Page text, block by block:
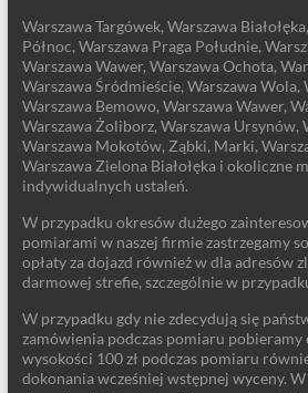
Warszawa Targówek, Warszawa
Północ, Warszawa Praga Południe,
Warszawa Wawer, Warszawa Ochota,
Warszawa Śródmieście, Warszawa Wola,
Warszawa Bemowo, Warszawa Wawer,
Warszawa Żoliborz, Warszawa Ursynów,
Warszawa Mokotów, Ząbki, Marki,
Warszawa Zielona Białołęka i okoliczne
indywidualnych ustaleń.
W przypadku okresów dużego
pomiarami w naszej firmie zastrzegamy
opłaty za dojazd również w dla adresów
darmowej strefie, szczególnie w
W przypadku gdy nie zdecydują się
zamówienia podczas pomiaru pobieramy
wysokości 100 zł podczas pomiaru
dokonania wcześniej wstępnej wyceny.